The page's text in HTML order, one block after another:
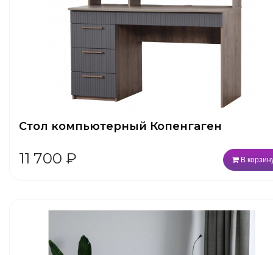
Стол компьютерный Копенгаген
11 700 ₽ В